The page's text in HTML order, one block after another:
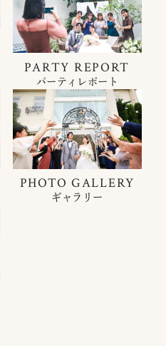
PARTY REPORT
パーティレポート
PHOTO GALLERY
ギャラリー